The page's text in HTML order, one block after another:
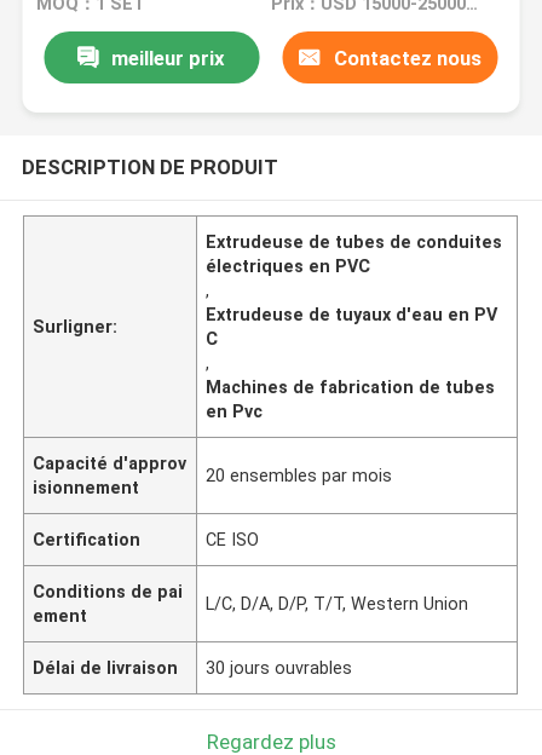
MOQ：1 SET Prix：USD 15000-25000 per set
meilleur prix Contactez nous
DESCRIPTION DE PRODUIT
Surligner:
Extrudeuse de tubes de conduites
électriques en PVC
,
Extrudeuse de tuyaux d'eau en PV
C
,
Machines de fabrication de tubes
en Pvc
Capacité d'approv
isionnement
20 ensembles par mois
Certification CE ISO
Conditions de pai
ement
L/C, D/A, D/P, T/T, Western Union
Délai de livraison 30 jours ouvrables
Regardez plus